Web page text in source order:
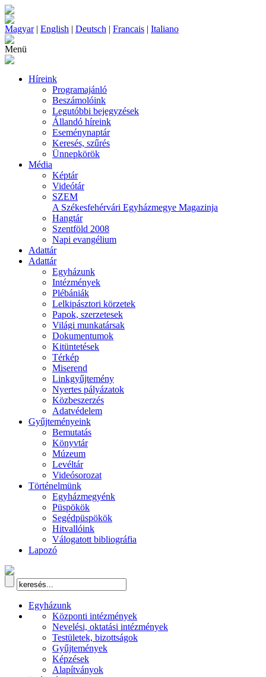
Magyar| English | Deutsch | Francais | Italiano
Menü
Híreink
Programajánló
Beszámolóink
Legutóbbi bejegyzések
Állandó híreink
Eseménynaptár
Keresés, szűrés
Ünnepkörök
Média
Képtár
Videótár
SZEM
A Székesfehérvári Egyházmegye Magazinja
Hangtár
Szentföld 2008
Napi evangélium
Adattár
Adattár
Egyházunk
Intézmények
Plébániák
Lelkipásztori körzetek
Papok, szerzetesek
Világi munkatársak
Dokumentumok
Kitüntetések
Térkép
Miserend
Linkgyűjtemény
Nyertes pályázatok
Közbeszerzés
Adatvédelem
Gyűjteményeink
Bemutatás
Könyvtár
Múzeum
Levéltár
Videósorozat
Történelmünk
Egyházmegyénk
Püspökök
Segédpüspökök
Hitvallóink
Válogatott bibliográfia
Lapozó
Egyházunk
Központi intézmények
Nevelési, oktatási intézmények
Testületek, bizottságok
Gyűjtemények
Képzések
Alapítványok